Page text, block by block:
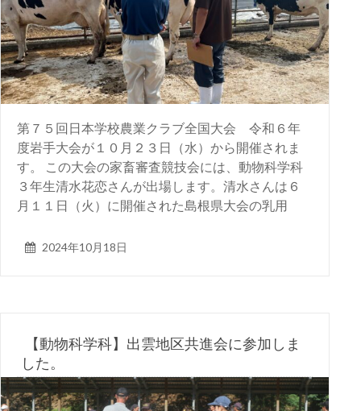
第７５回日本学校農業クラブ全国大会 令和６年
度岩手大会が１０月２３日（水）から開催されま
す。 この大会の家畜審査競技会には、動物科学科
３年生清水花恋さんが出場します。清水さんは６
月１１日（火）に開催された島根県大会の乳用
2024年10月18日
【動物科学科】出雲地区共進会に参加しま
した。